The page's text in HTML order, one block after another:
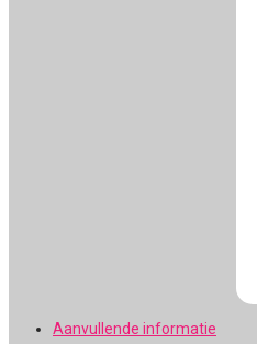
Aanvullende informatie